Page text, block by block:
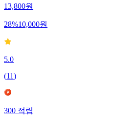
13,800원
28%10,000원
5.0
(11)
300 적립